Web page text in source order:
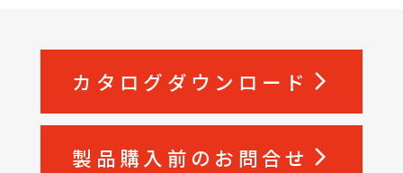
カタログダウンロード arrow_forward_ios
製品購入前のお問合せ arrow_forward_ios